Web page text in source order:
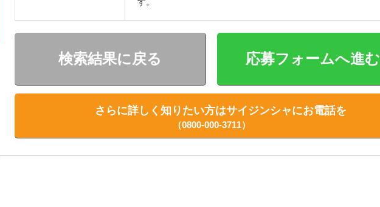
検索結果に戻る 応募フォームへ進む
さらに詳しく知りたい方はサイジンシャにお電話を